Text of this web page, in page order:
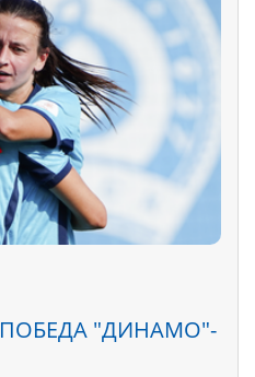
"ДИНАМО"-